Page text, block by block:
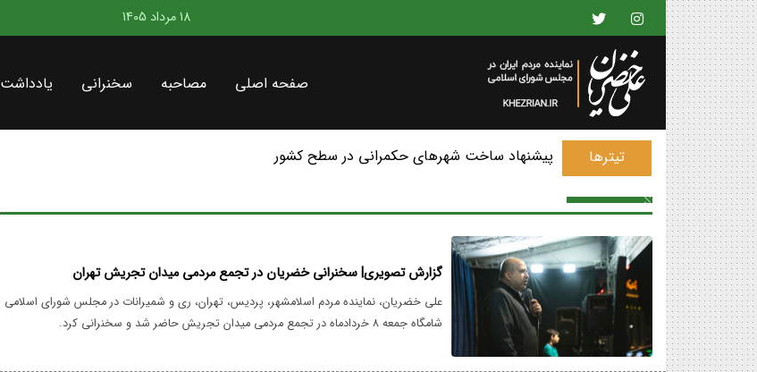
18 مرداد 1405
صفحه اصلی مصاحبه سخنرانی یادداشت
تیترها پیشنهاد ساخت شهرهای حکمرانی در سطح کشور
گزارش تصویری| سخنرانی خضریان در تجمع مردمی میدان تجریش تهران
علی خضریان، نماینده مردم اسلامشهر، پردیس، تهران، ری و شمیرانات در مجلس شورای اسلامی
شامگاه جمعه ۸ خردادماه در تجمع مردمی میدان تجریش حاضر شد و سخنرانی کرد.